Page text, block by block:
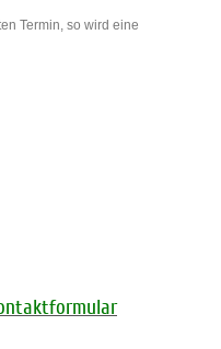
Termin, so wird eine